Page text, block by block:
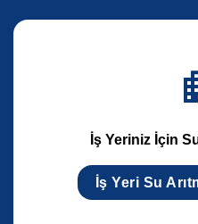
İş Yeriniz İçin
İş Yeri Su